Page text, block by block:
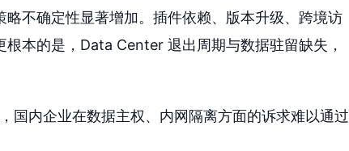
不确定性显著增加。插件依赖、版本升级、跨境访
本的是，Data Center 退出周期与数据驻留缺失，
国内企业在数据主权、内网隔离方面的诉求难以通过